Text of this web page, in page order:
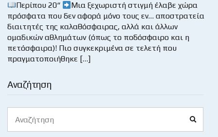
Αναζήτηση
for:
Περίπου 20“
Μια ξεχωριστή στιγμή έλαβε χώρα
πρόσφατα που δεν αφορά μόνο τους εν… αποστρατεία
διαιτητές της καλαθόσφαιρας, αλλά και άλλων
ομαδικών αθλημάτων (όπως το ποδόσφαιρο και η
πετόσφαιρα)! Πιο συγκεκριμένα σε τελετή που
πραγματοποιήθηκε […]